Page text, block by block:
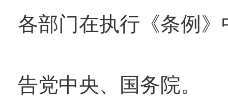
各部门在执行《条例
告党中央、国务院。